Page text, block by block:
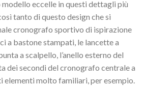
modello eccelle in questi dettagli più
tanto di questo design che si
cronografo sportivo di ispirazione
a bastone stampati, le lancette a
a scalpello, l’anello esterno del
dei secondi del cronografo centrale a
molto familiari, per esempio.